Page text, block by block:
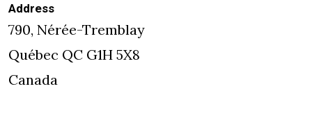
Address
790, Nérée-Tremblay
Québec QC G1H 5X8
Canada